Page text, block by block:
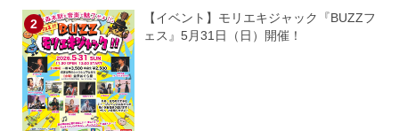
【イベント】モリエキジャック『BUZZフ
ェス』5月31日（日）開催！